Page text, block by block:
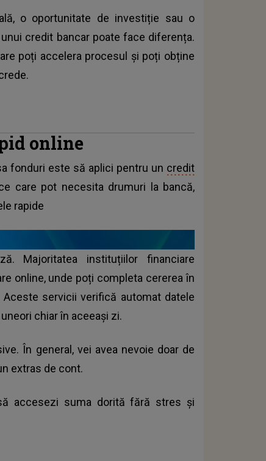
o oportunitate de investiție sau o
credit bancar poate face diferența.
poți accelera procesul și poți obține
online
fonduri este să aplici pentru un credit
care pot necesita drumuri la bancă,
rapide
Majoritatea instituțiilor financiare
online, unde poți completa cererea în
servicii verifică automat datele
chiar în aceeași zi.
În general, vei avea nevoie doar de
extras de cont.
accesezi suma dorită fără stres și